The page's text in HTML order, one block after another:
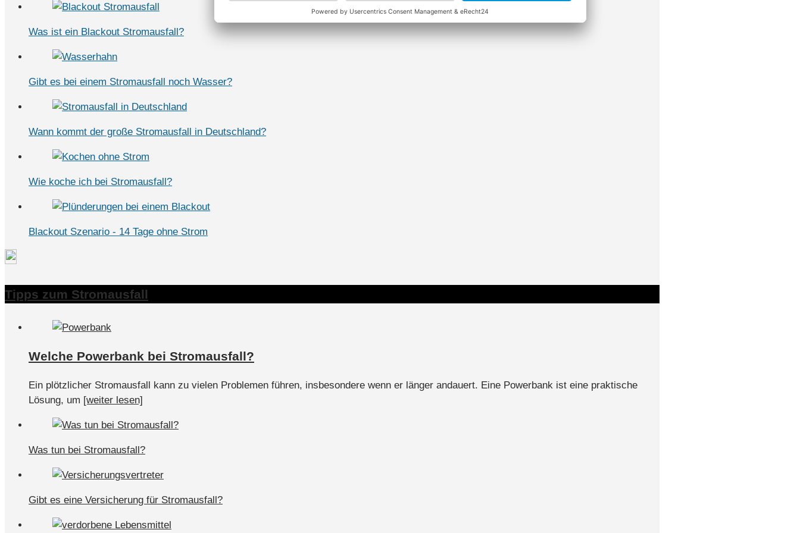
Was ist ein Blackout Stromausfall?
Gibt es bei einem Stromausfall noch Wasser?
Wann kommt der große Stromausfall in Deutschland?
Wie koche ich bei Stromausfall?
Blackout Szenario - 14 Tage ohne Strom
Tipps zum Stromausfall
Welche Powerbank bei Stromausfall?
Ein plötzlicher Stromausfall kann zu vielen Problemen führen, insbesondere wenn er länger andauert. Eine Powerbank ist eine praktische
Lösung, um [weiter lesen]
Was tun bei Stromausfall?
Gibt es eine Versicherung für Stromausfall?